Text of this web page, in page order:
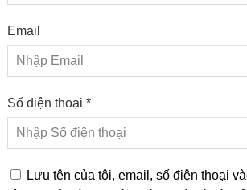
Email
Số điện thoại *
Lưu tên của tôi, email, số điện thoại